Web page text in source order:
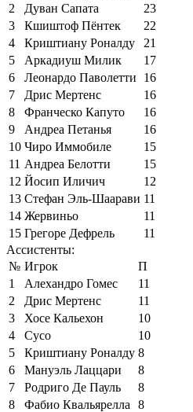
2
Дуван Сапата
23
3
Кшиштоф Пёнтек
22
4
Криштиану Роналду
21
5
Аркадиуш Милик
17
6
Леонардо Паволетти
16
7
Дрис Мертенс
16
8
Франческо Капуто
16
9
Андреа Петанья
16
10 Чиро Иммобиле
15
11 Андреа Белотти
15
12 Йосип Иличич
12
13 Стефан Эль-Шаарави 11
14 Жервиньо
11
15 Грегоре Дефрель
11
Ассистенты:
№ Игрок
П
1
Алехандро Гомес
11
2
Дрис Мертенс
11
3
Хосе Кальехон
10
4
Сусо
10
5
Криштиану Роналду 8
6
Мануэль Лаццари
8
7
Родриго Де Пауль
8
8
Фабио Квальярелла
8